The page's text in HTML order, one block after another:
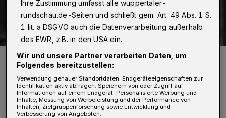
Marilyn Monroe.
Foto: MGM
Ihre Zustimmung umfasst alle wuppertaler-
rundschau.de-Seiten und schließt gem. Art. 49 Abs. 1 S.
1 lit. a DSGVO auch die Datenverarbeitung außerhalb
des EWR, z.B. in den USA ein.
Wir und unsere Partner verarbeiten Daten, um
Folgendes bereitzustellen:
Verwendung genauer Standortdaten. Endgeräteeigenschaften zur
Identifikation aktiv abfragen. Speichern von oder Zugriff auf
Informationen auf einem Endgerät. Personalisierte Werbung und
Inhalte, Messung von Werbeleistung und der Performance von
Inhalten, Zielgruppenforschung sowie Entwicklung und
Verbesserung von Angeboten.